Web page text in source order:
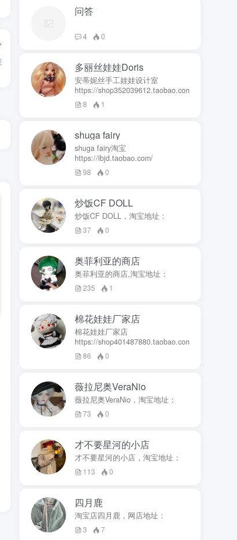
问答
4 0
多丽丝娃娃Doris
安蒂妮丝手工娃娃设计室
https://shop352039612.taobao.com
8 1
shuga fairy
shuga fairy淘宝
https://ibjd.taobao.com/
98 0
炒饭CF DOLL
炒饭CF DOLL，淘宝地址：
37 0
奥菲利亚的商店
奥菲利亚的商店,淘宝地址：
235 1
棉花娃娃厂家店
棉花娃娃厂家店
https://shop401487880.taobao.com/
86 0
薇拉尼奥VeraNio
薇拉尼奥VeraNio，淘宝地址：
73 0
才不要星河的小店
才不要星河的小店，淘宝地址：
113 0
四月鹿
淘宝店四月鹿，网店地址：
3 7